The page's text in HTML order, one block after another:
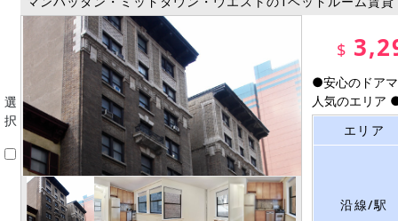
選
択
$
●安心のドア
人気のエリア
エリア
沿線/駅